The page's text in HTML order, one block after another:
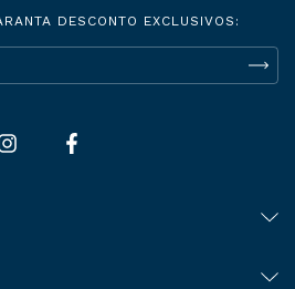
DESCONTO EXCLUSIVOS: